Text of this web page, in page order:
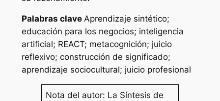
Palabras clave Aprendizaje sintético;
educación para los negocios; inteligencia
artificial; REACT; metacognición; juicio
reflexivo; construcción de significado;
aprendizaje sociocultural; juicio profesional
Nota del autor: La Síntesis de